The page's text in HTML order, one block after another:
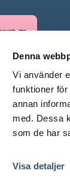
Denna
Vi använder
funktioner
annan
med. Dessa
som de har
Visa detaljer